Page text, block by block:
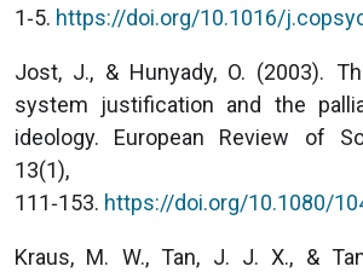
1‑5. https://doi.org/10.1016/
Jost, J., & Hunyady, O. (2003).
system justification and the
ideology. European Review of
13(1),
111‑153. https://doi.org/10.1080/
Kraus, M. W., Tan, J. J. X., &